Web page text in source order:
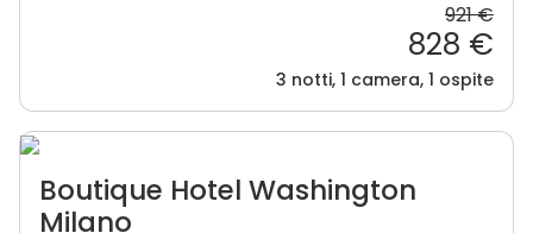
921 €
828 €
3 notti, 1 camera, 1 ospite
Boutique Hotel Washington
Milano